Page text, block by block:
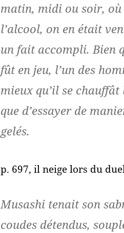
matin, midi ou soir, où
l’alcool, on en était
un fait accompli. Bien
fût en jeu, l’un des
mieux qu’il se
que d’essayer de
gelés.
p. 697, il neige lors du
Musashi tenait son
coudes détendus,